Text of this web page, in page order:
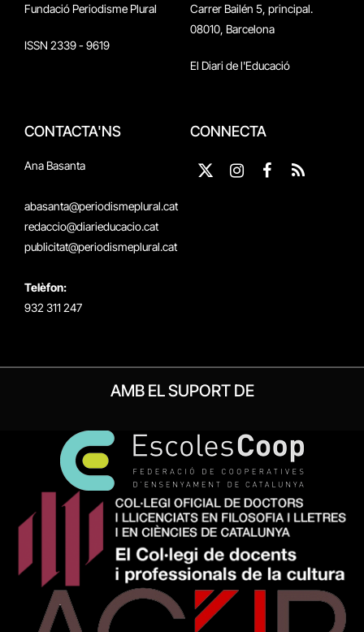
Fundació Periodisme Plural
ISSN 2339 - 9619
Carrer Bailén 5, principal.
08010, Barcelona
El Diari de l'Educació
CONTACTA'NS
Ana Basanta
abasanta@periodismeplural.cat
redaccio@diarieducacio.cat
publicitat@periodismeplural.cat
Telèfon:
932 311 247
CONNECTA
X
Instagram
Facebook
RSS
AMB EL SUPORT DE